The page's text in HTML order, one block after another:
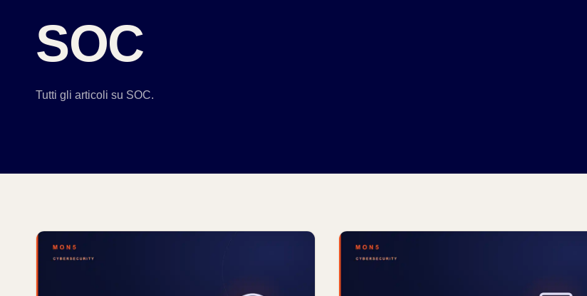
SOC
Tutti gli articoli su SOC.